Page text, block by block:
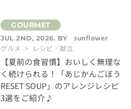
JUL 2ND, 2026. BY
sunflower
グルメ > レシピ／献立
【夏前の食習慣】おいしく無理な
く続けられる！「あじかんごぼう
RESET SOUP」のアレンジレシピ
3選をご紹介♪